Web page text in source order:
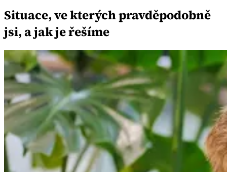
Situace, ve kterých pravděpodobně
jsi, a jak je řešíme